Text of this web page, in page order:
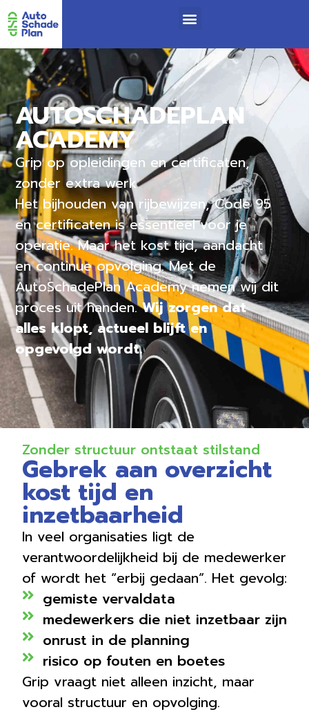
AUTOSCHADEPLAN
ACADEMY
Grip op opleidingen en certificaten,
zonder extra werk
Het bijhouden van rijbewijzen, Code 95
en certificaten is essentieel voor je
operatie. Maar het kost tijd, aandacht
en continue opvolging. Met de
AutoSchadePlan Academy nemen wij dit
proces uit handen.Wij zorgen dat
alles klopt, actueel blijft en
opgevolgd wordt.
Zonder structuur ontstaat stilstand
Gebrek aan overzicht
kost tijd en
inzetbaarheid
In veel organisaties ligt de
verantwoordelijkheid bij de medewerker
of wordt het “erbij gedaan”. Het gevolg:
gemiste vervaldata
medewerkers die niet inzetbaar zijn
onrust in de planning
risico op fouten en boetes
Grip vraagt niet alleen inzicht, maar
vooral structuur en opvolging.